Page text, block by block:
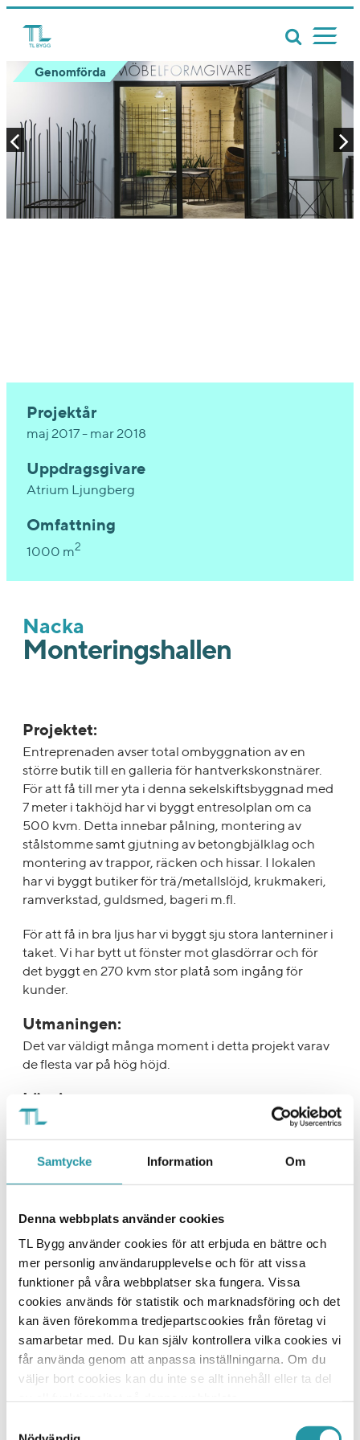
Samtycke Information Om
Denna webbplats använder cookies
TL Bygg använder cookies för att erbjuda en bättre och
mer personlig användarupplevelse och för att vissa
funktioner på våra webbplatser ska fungera. Vissa
cookies används för statistik och marknadsföring och det
kan även förekomma tredjepartscookies från företag vi
samarbetar med. Du kan själv kontrollera vilka cookies vi
får använda genom att anpassa inställningarna. Om du
väljer bort cookies kan du inte se allt innehåll eller ta del
Genomförda
Projektår
maj 2017 - mar 2018
Uppdragsgivare
Atrium Ljungberg
Omfattning
1000 m2
Nacka
Monteringshallen
Projektet:
Entreprenaden avser total ombyggnation av en
större butik till en galleria för hantverkskonstnärer.
För att få till mer yta i denna sekelskiftsbyggnad med
7 meter i takhöjd har vi byggt entresolplan om ca
500 kvm. Detta innebar pålning, montering av
stålstomme samt gjutning av betongbjälklag och
montering av trappor, räcken och hissar. I lokalen
har vi byggt butiker för trä/metallslöjd, krukmakeri,
ramverkstad, guldsmed, bageri m.fl.
För att få in bra ljus har vi byggt sju stora lanterniner i
taket. Vi har bytt ut fönster mot glasdörrar och för
det byggt en 270 kvm stor platå som ingång för
kunder.
Utmaningen:
Det var väldigt många moment i detta projekt varav
de flesta var på hög höjd.
Lösningen:
Löpande dialog mellan platsledning och
yrkesarbetare för att hitta bra lösningar och
säkerställa gott och effektivt samarbete.
Vill du veta mer?
Johan Edlund
VD
073-026 19 87
010-788 24 87
Skicka E-post